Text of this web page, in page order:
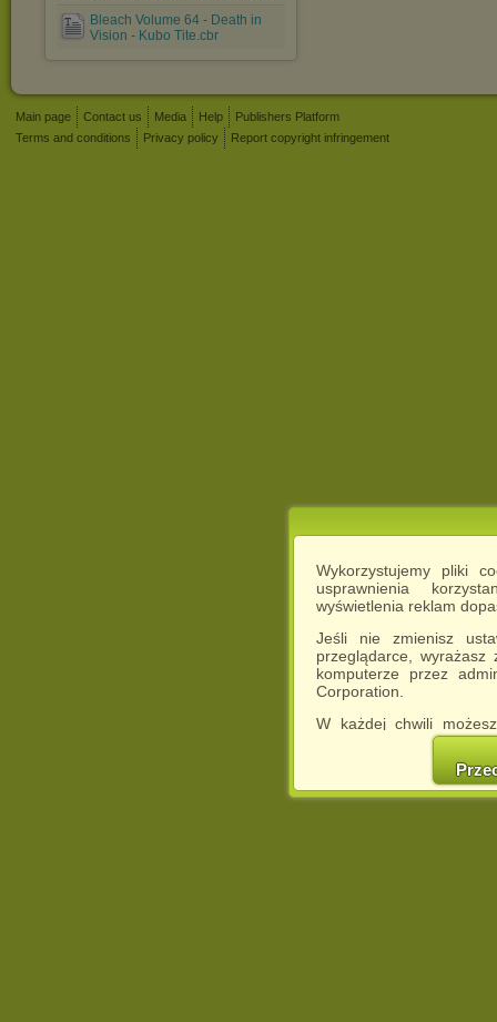
Wykorzystujemy pliki
usprawnienia
wyświetlenia reklam
Jeśli nie zmienisz
przeglądarce,
komputerze przez
Corporation.
W każdej chwili
cookies w swojej
w naszej
http://chomikuj.pl/
Bleach Volume 64 - Death in
Vision - Kubo Tite.cbr
Main page Contact us Media Help
Publishers Platform
Terms and conditions
Privacy policy Report copyright infringement